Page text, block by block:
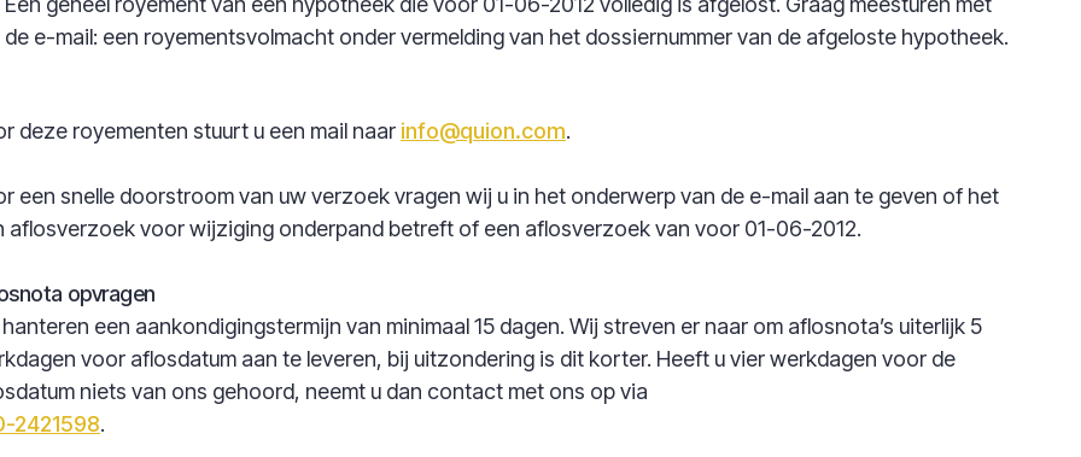
de e-mail: een royementsvolmacht onder vermelding van het dossiernummer van de afgeloste hypotheek.
deze royementen stuurt u een mail naar info@quion.com.
een snelle doorstroom van uw verzoek vragen wij u in het onderwerp van de e-mail aan te geven of het
aflosverzoek voor wijziging onderpand betreft of een aflosverzoek van voor 01-06-2012.
opvragen
een aankondigingstermijn van minimaal 15 dagen. Wij streven er naar om aflosnota’s uiterlijk 5
voor aflosdatum aan te leveren, bij uitzondering is dit korter. Heeft u vier werkdagen voor de
niets van ons gehoord, neemt u dan contact met ons op via
2421598.